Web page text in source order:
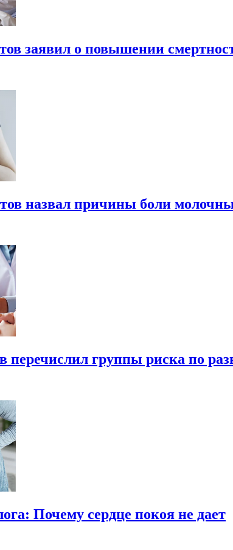
заявил о повышении
назвал причины боли
перечислил группы риска по
Почему сердце покоя не дает